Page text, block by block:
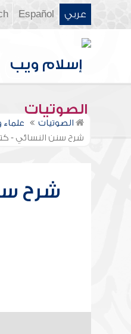
عربي Español
الصوتيات
الصوتيات علماء
شرح سنن النسائي -
شرح